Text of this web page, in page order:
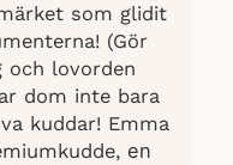
som glidit
(Gör
och lovorden
dom inte bara
kuddar! Emma
en